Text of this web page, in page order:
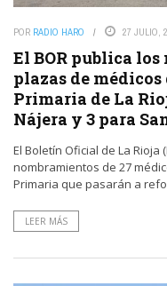
POR RADIO HARO 27 JULIO,
El BOR publica
plazas de
Primaria de La
Nájera y 3 para
El Boletín Oficial de La Rioja
nombramientos de 27
Primaria que pasarán a
LEER MÁS